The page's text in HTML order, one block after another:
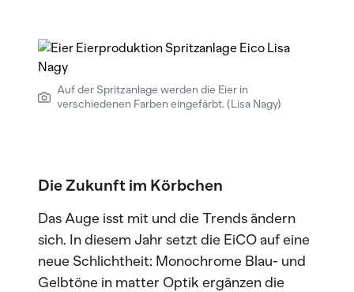
Auf der Spritzanlage werden die Eier in
verschiedenen Farben eingefärbt. (Lisa Nagy)
Die Zukunft im Körbchen
Das Auge isst mit und die Trends ändern
sich. In diesem Jahr setzt die EiCO auf eine
neue Schlichtheit: Monochrome Blau- und
Gelbtöne in matter Optik ergänzen die